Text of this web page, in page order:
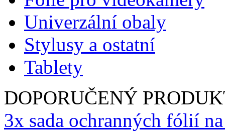
Univerzální obaly
Stylusy a ostatní
Tablety
DOPORUČENÝ
3x sada ochranných fólií